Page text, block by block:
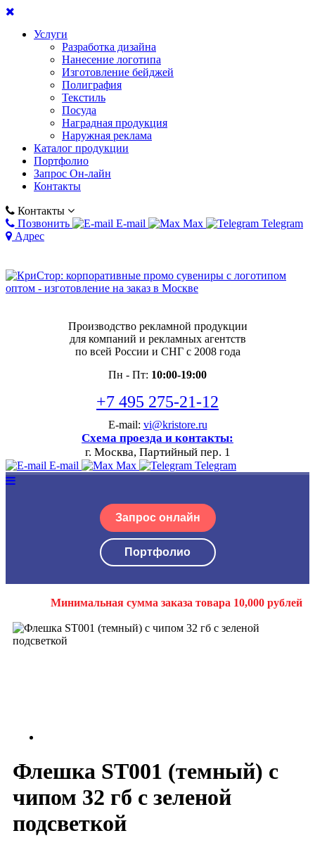
Услуги
Разработка дизайна
Нанесение логотипа
Изготовление бейджей
Полиграфия
Текстиль
Посуда
Наградная продукция
Наружная реклама
Каталог продукции
Портфолио
Запрос Он-лайн
Контакты
Контакты
Позвонить
E-mail Max
Telegram
Адрес
Производство рекламной продукции
для компаний и рекламных агентств
по всей России и СНГ с 2008 года
Пн - Пт: 10:00-19:00
+7 495 275-21-12
E-mail: vi@kristore.ru
Схема проезда и контакты:
г. Москва, Партийный пер. 1
E-mail Max Telegram
Запрос онлайн
Портфолио
Минимальная сумма заказа товара 10,000 рублей
Флешка ST001 (темный) с
чипом 32 гб с зеленой
подсветкой